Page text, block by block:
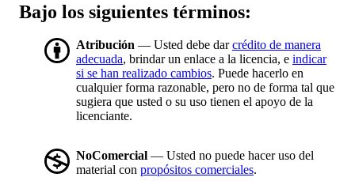
Bajo los siguientes términos:
Atribución — Usted debe darcrédito de manera
adecuada, brindar un enlace a la licencia, e indicar
si se han realizado cambios. Puede hacerlo en
cualquier forma razonable, pero no de forma tal que
sugiera que usted o su uso tienen el apoyo de la
licenciante.
NoComercial — Usted no puede hacer uso del
material con propósitos comerciales.